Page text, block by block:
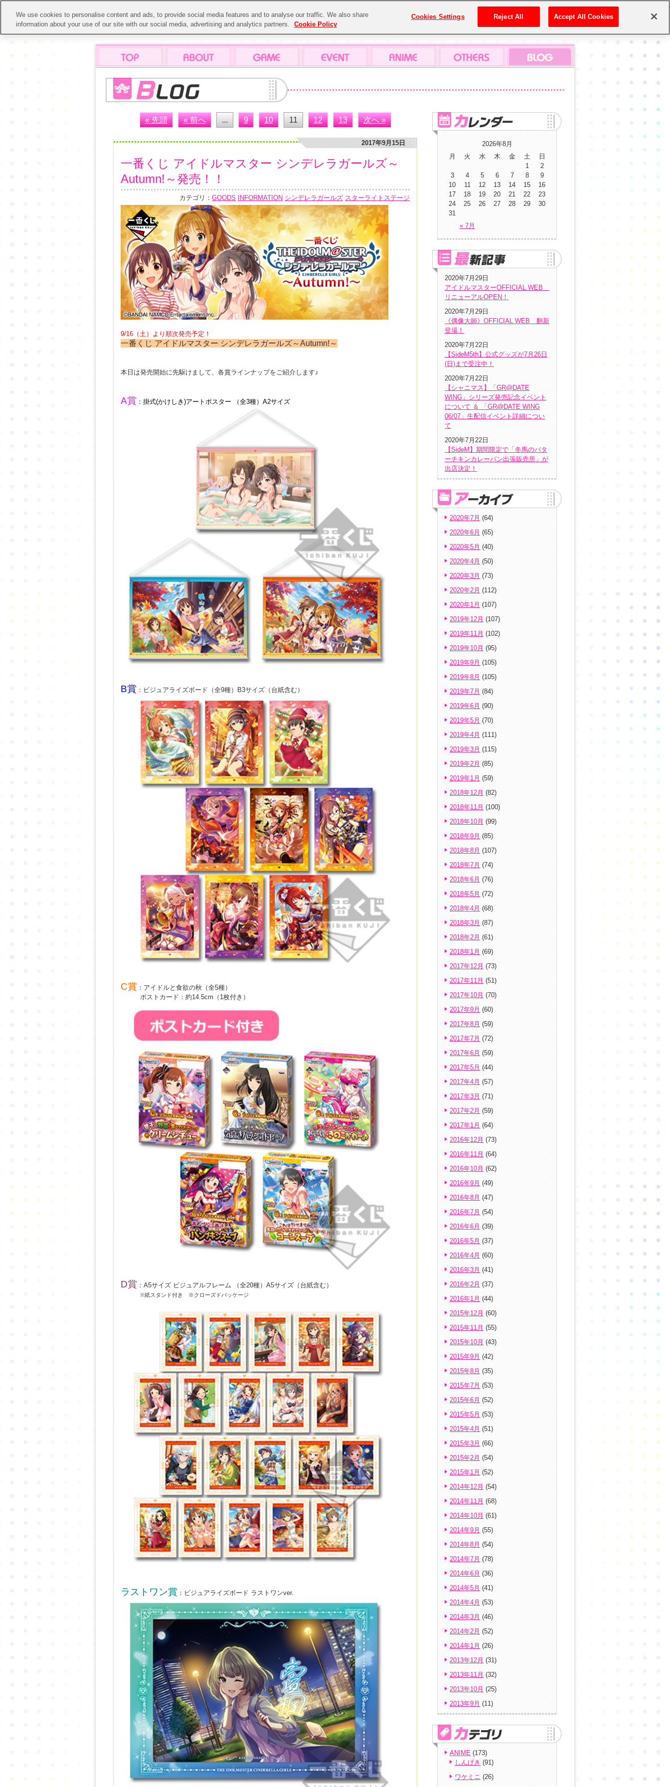
« 先頭 « 前へ ... 9 10 11 12 13 次へ »
2017年9月15日
一番くじ アイドルマスター シンデレラガールズ～
Autumn!～発売！！
カテゴリ： GOODS INFORMATION シンデレラガールズ スターライトステージ
9/16（土）より順次発売予定！
一番くじ アイドルマスター シンデレラガールズ～Autumn!～
本日は発売開始に先駆けまして、各賞ラインナップをご紹介します♪
A賞 ： 掛式(かけしき)アートポスター （全3種）A2サイズ
B賞 ：ビジュアライズボード（全9種）B3サイズ（台紙含む）
C賞 ：アイドルと食欲の秋（全5種）
ポストカード：約14.5cm（1枚付き）
D賞 ：A5サイズ ビジュアルフレーム （全20種）A5サイズ（台紙含む）
※紙スタンド付き ※クローズドパッケージ
ラストワン賞 ：ビジュアライズボード ラストワンver.
2026年8月
月
火 水 木 金 土 日
« 7月
1
2
3
4 5 6 7 8
9
10
11 12 13 14 15
16
17
18 19 20 21 22
23
24
25 26 27 28 29
30
31
2020年7月29日
アイドルマスターOFFICIAL WEB
リニューアルOPEN！
2020年7月29日
《偶像大師》OFFICIAL WEB 翻新
登場！
2020年7月22日
【SideM5th】公式グッズが7月26日
(日)まで受注中！
2020年7月22日
【シャニマス】「GR@DATE
WING」シリーズ発売記念イベント
について ＆ 「GR@DATE WING
06/07」生配信イベント詳細につい
て
2020年7月22日
【SideM】期間限定で「冬馬のバタ
ーチキンカレーパン出張販売所」が
出店決定！
2020年7月 (64)
2020年6月 (65)
2020年5月 (40)
2020年4月 (50)
2020年3月 (73)
2020年2月 (112)
2020年1月 (107)
2019年12月 (107)
2019年11月 (102)
2019年10月 (95)
2019年9月 (105)
2019年8月 (105)
2019年7月 (84)
2019年6月 (90)
2019年5月 (70)
2019年4月 (111)
2019年3月 (115)
2019年2月 (85)
2019年1月 (59)
2018年12月 (82)
2018年11月 (100)
2018年10月 (99)
2018年9月 (85)
2018年8月 (107)
2018年7月 (74)
2018年6月 (76)
2018年5月 (72)
2018年4月 (68)
2018年3月 (87)
2018年2月 (61)
2018年1月 (69)
2017年12月 (73)
2017年11月 (51)
2017年10月 (70)
2017年9月 (60)
2017年8月 (59)
2017年7月 (72)
2017年6月 (59)
2017年5月 (44)
2017年4月 (57)
2017年3月 (71)
2017年2月 (59)
2017年1月 (64)
2016年12月 (73)
2016年11月 (64)
2016年10月 (62)
2016年9月 (49)
2016年8月 (47)
2016年7月 (54)
2016年6月 (39)
2016年5月 (37)
2016年4月 (60)
2016年3月 (41)
2016年2月 (37)
2016年1月 (44)
2015年12月 (60)
2015年11月 (55)
2015年10月 (43)
2015年9月 (42)
2015年8月 (35)
2015年7月 (53)
2015年6月 (52)
2015年5月 (53)
2015年4月 (51)
2015年3月 (66)
2015年2月 (54)
2015年1月 (52)
2014年12月 (54)
2014年11月 (68)
2014年10月 (61)
2014年9月 (55)
2014年8月 (54)
2014年7月 (78)
2014年6月 (36)
2014年5月 (41)
2014年4月 (53)
2014年3月 (46)
2014年2月 (52)
2014年1月 (26)
2013年12月 (31)
2013年11月 (32)
2013年10月 (25)
2013年9月 (11)
ANIME (173)
しんげき (91)
ワケミニ (26)
We use cookies to personalise content and ads, to provide social media features and to analyse our traffic. We also share
information about your use of our site with our social media, advertising and analytics partners.
Cookie Policy
Cookies Settings Reject All Accept All Cookies